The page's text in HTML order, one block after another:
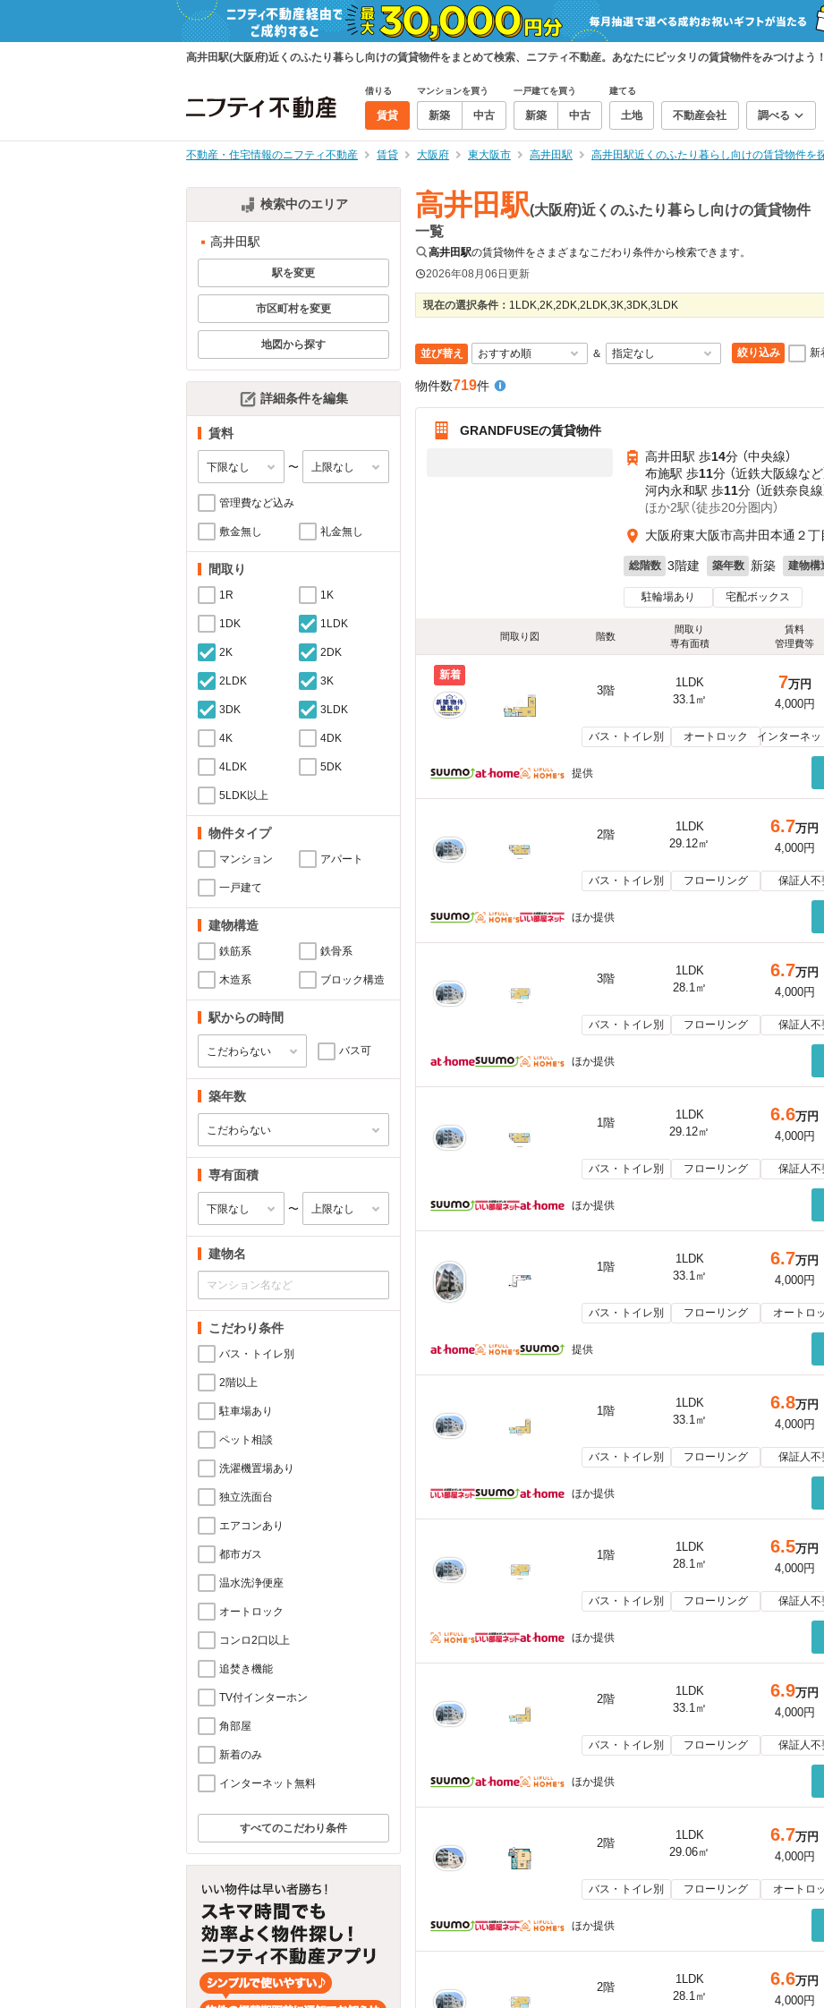
高井田駅(大阪府)近くのふたり暮らし向けの賃貸物件をまとめて検索、ニフティ不動産。あなたにピッタリの賃貸物件をみつけよう！
借りる
賃貸
マンションを買う
新築 中古
一戸建てを買う
新築 中古
建てる
土地 不動産会社 調べる
不動産・住宅情報のニフティ不動産 賃貸 大阪府 東大阪市 高井田駅 高井田駅近くのふたり暮らし向けの賃貸物件を
検索中のエリア
高井田駅
駅を変更
市区町村を変更
地図から探す
詳細条件を編集
賃料
〜
管理費など込み
敷金無し 礼金無し
間取り
1R 1K
1DK 1LDK
2K 2DK
2LDK 3K
3DK 3LDK
4K 4DK
4LDK 5DK
5LDK以上
物件タイプ
マンション アパート
一戸建て
建物構造
鉄筋系 鉄骨系
木造系 ブロック構造
駅からの時間
バス可
築年数
専有面積
〜
建物名
こだわり条件
バス・トイレ別
2階以上
駐車場あり
ペット相談
洗濯機置場あり
独立洗面台
エアコンあり
都市ガス
温水洗浄便座
オートロック
コンロ2口以上
追焚き機能
TV付インターホン
角部屋
新着のみ
インターネット無料
すべてのこだわり条件
高井田駅(大阪府)近くのふたり暮らし向けの賃貸物件
一覧
高井田駅の賃貸物件をさまざまなこだわり条件から検索できます。
2026年08月06日更新
現在の選択条件： 1LDK,2K,2DK,2LDK,3K,3DK,3LDK
並び替え ＆ 絞り込み 新
物件数719件
GRANDFUSEの賃貸物件
高井田駅 歩14分 （中央線）
布施駅 歩11分 （近鉄大阪線など
河内永和駅 歩11分 （近鉄奈良線
ほか2駅（徒歩20分圏内）
大阪府東大阪市高井田本通２丁
総階数 3階建 築年数 新築 建物構
駐輪場あり 宅配ボックス
間取り図 階数
間取り
専有面積
賃料
管理費等
新着
3階
1LDK
33.1㎡
7万円
4,000円
バス・トイレ別 オートロック インターネ
提供
2階
1LDK
29.12㎡
6.7万円
4,000円
バス・トイレ別 フローリング 保証人不
ほか提供
3階
1LDK
28.1㎡
6.7万円
4,000円
バス・トイレ別 フローリング 保証人不
ほか提供
1階
1LDK
29.12㎡
6.6万円
4,000円
バス・トイレ別 フローリング 保証人不
ほか提供
1階
1LDK
33.1㎡
6.7万円
4,000円
バス・トイレ別 フローリング オートロ
提供
1階
1LDK
33.1㎡
6.8万円
4,000円
バス・トイレ別 フローリング 保証人不
ほか提供
1階
1LDK
28.1㎡
6.5万円
4,000円
バス・トイレ別 フローリング 保証人不
ほか提供
2階
1LDK
33.1㎡
6.9万円
4,000円
バス・トイレ別 フローリング 保証人不
ほか提供
2階
1LDK
29.06㎡
6.7万円
4,000円
バス・トイレ別 フローリング オートロ
ほか提供
2階
1LDK
28.1㎡
6.6万円
4,000円